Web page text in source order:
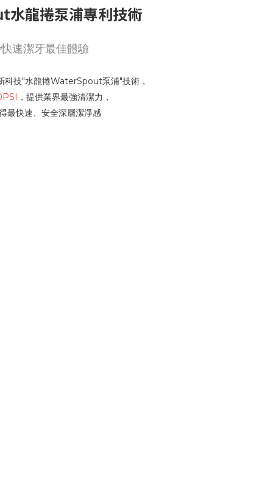
龍捲泵浦專利技術
速潔牙最佳體驗
技"水龍捲WaterSpout泵浦"技術，
，提供業界最強清潔力，
最快速、安全深層潔淨感